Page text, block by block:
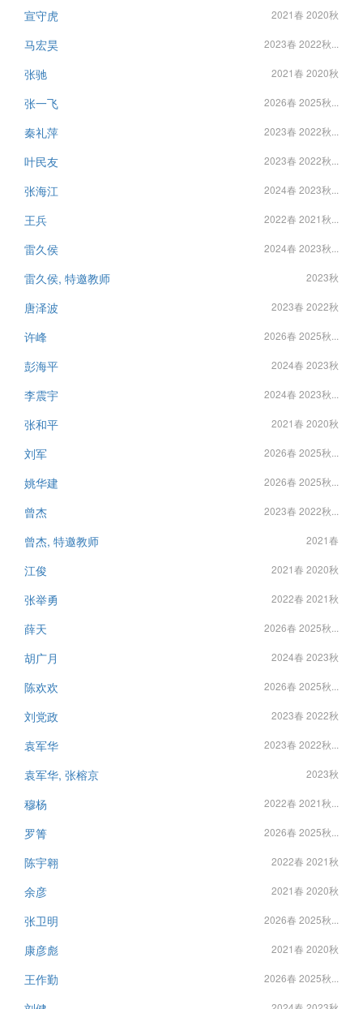
宣守虎 2021春 2020秋
马宏昊 2023春 2022秋...
张驰 2021春 2020秋
张一飞 2026春 2025秋...
秦礼萍 2023春 2022秋...
叶民友 2023春 2022秋...
张海江 2024春 2023秋...
王兵 2022春 2021秋...
雷久侯 2024春 2023秋...
雷久侯, 特邀教师 2023秋
唐泽波 2023春 2022秋
许峰 2026春 2025秋...
彭海平 2024春 2023秋
李震宇 2024春 2023秋...
张和平 2021春 2020秋
刘军 2026春 2025秋...
姚华建 2026春 2025秋...
曾杰 2023春 2022秋...
曾杰, 特邀教师 2021春
江俊 2021春 2020秋
张举勇 2022春 2021秋
薛天 2026春 2025秋...
胡广月 2024春 2023秋
陈欢欢 2026春 2025秋...
刘党政 2023春 2022秋
袁军华 2023春 2022秋...
袁军华, 张榕京 2023秋
穆杨 2022春 2021秋...
罗箐 2026春 2025秋...
陈宇翱 2022春 2021秋
余彦 2021春 2020秋
张卫明 2026春 2025秋...
康彦彪 2021春 2020秋
王作勤 2026春 2025秋...